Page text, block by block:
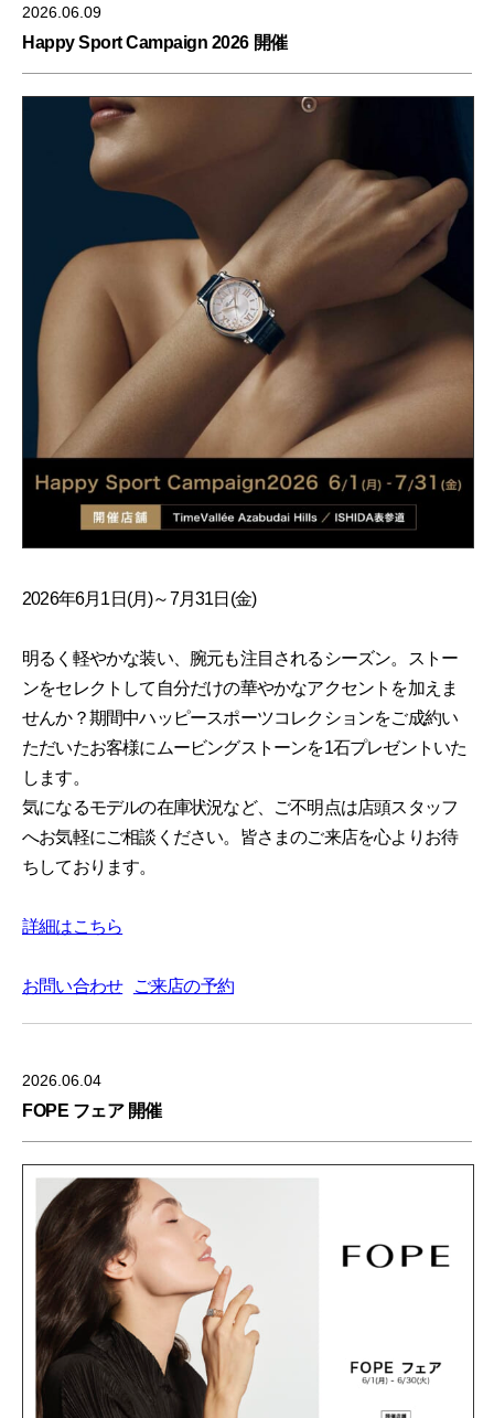
2026.06.09
Happy Sport Campaign 2026 開催
2026年6月1日(月)～7月31日(金)
明るく軽やかな装い、腕元も注目されるシーズン。ストー
ンをセレクトして自分だけの華やかなアクセントを加えま
せんか？期間中ハッピースポーツコレクションをご成約い
ただいたお客様にムービングストーンを1石プレゼントいた
します。
気になるモデルの在庫状況など、ご不明点は店頭スタッフ
へお気軽にご相談ください。皆さまのご来店を心よりお待
ちしております。
詳細はこちら
お問い合わせ ご来店の予約
2026.06.04
FOPE フェア 開催